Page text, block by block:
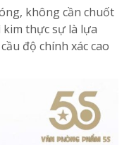
không cần chuốt
kim thực sự là lựa
độ chính xác cao